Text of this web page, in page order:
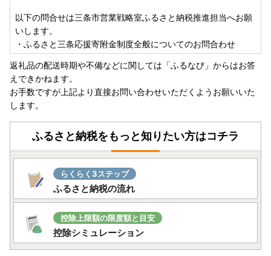
以下の問合せは三条市営業戦略室ふるさと納税推進担当へお願
いします。
・ふるさと三条応援寄附金制度全般についてのお問合わせ
返礼品の配送時期や不備などに関しては「ふるなび」からはお答
えできかねます。
お手数ですが上記より直接お問い合わせいただくようお願いいた
します。
ふるさと納税をもっと知りたい方はコチラ
らくらく3ステップ
ふるさと納税の流れ
控除上限額の限度額と目安
控除シミュレーション